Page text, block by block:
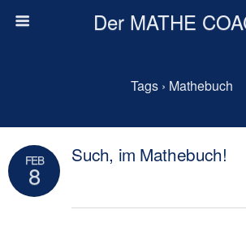
Der MATHE
Tags › Mathebuch
FEB
8
Such, im Mathebuch!